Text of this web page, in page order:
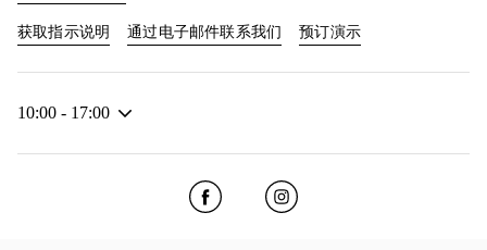
获取指示说明 Link Opens in New Tab
通过电子邮件联系我们 预订演示Link Opens in New
10:00 - 17:00
Click to open Facebook
Link Opens in New Tab
Click to open Instagram
Link Opens in New Tab